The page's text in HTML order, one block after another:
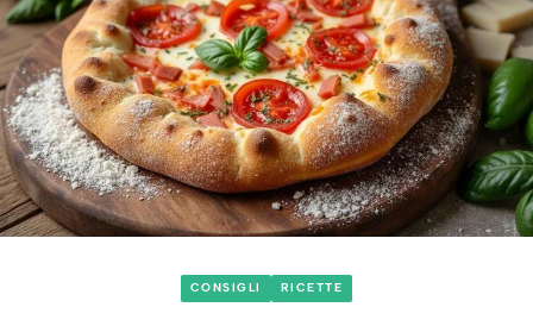
CONSIGLI RICETTE